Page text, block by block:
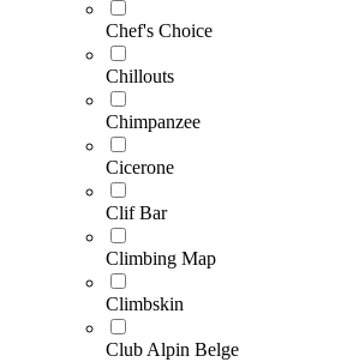
Chef's Choice
Chillouts
Chimpanzee
Cicerone
Clif Bar
Climbing Map
Climbskin
Club Alpin Belge